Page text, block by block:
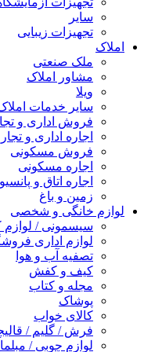
زیبایی
صنعتی
املاک
خدمات املاک
اداری و تجاری
اداری و تجاری
مسکونی
مسکونی
اتاق و پانسیون
خانگی و شخصی
/ لوازم کودک
اداری فروشگاهی
آب و هوا
و کفش
و کتاب
خواب
/ گلیم / قالیچه
چوبی / مبلمان